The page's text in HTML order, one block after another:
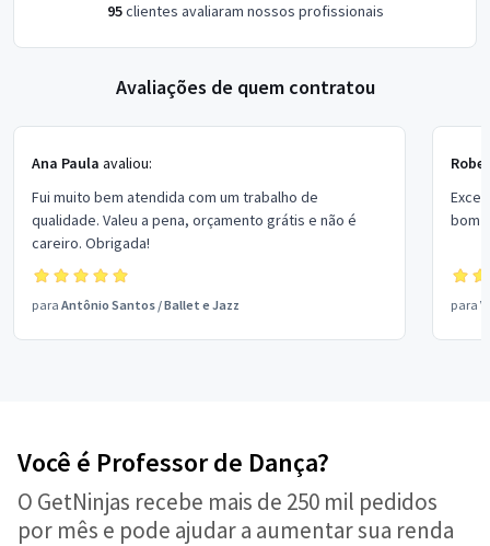
95clientes avaliaram nossos profissionais
Avaliações de quem contratou
Ana Paula avaliou:
Fui muito bem atendida com um trabalho de
qualidade. Valeu a pena, orçamento grátis e não é
careiro. Obrigada!
para Antônio Santos /Ballet e Jazz
bom
para
Você é Professor de Dança?
O GetNinjas recebe mais de 250 mil pedidos
por mês e pode ajudar a aumentar sua renda